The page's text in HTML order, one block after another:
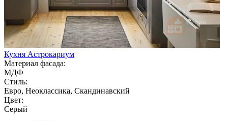
Кухня Астрокариум
Материал фасада:
МДФ
Стиль:
Евро, Неоклассика, Скандинавский
Цвет:
Серый